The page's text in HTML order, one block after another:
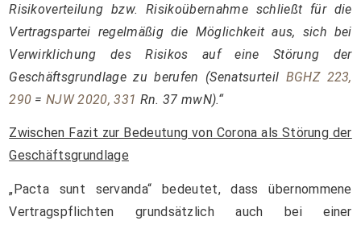
Risikoverteilung bzw. Risikoübernahme schließt für die
Vertragspartei regelmäßig die Möglichkeit aus, sich bei
Verwirklichung des Risikos auf eine Störung der
Geschäftsgrundlage zu berufen (Senatsurteil BGHZ 223,
290 =NJW 2020, 331 Rn. 37 mwN).“
Zwischen Fazit zur Bedeutung von Corona als Störung der
Geschäftsgrundlage
„Pacta sunt servanda“ bedeutet, dass übernommene
Vertragspflichten grundsätzlich auch bei einer